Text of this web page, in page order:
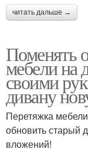
читать дальше →
Поменять
мебели на
своими
дивану
Перетяжка
обновить старый
вложений!